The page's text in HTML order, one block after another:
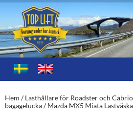
Toplift.se – för körning under bar
HOPPA
TILL
Hem /Lasthållare för Roadster och
bagagelucka/ Mazda MX5 Miata